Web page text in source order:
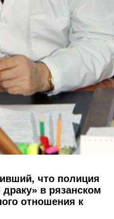
что полиция
в рязанском
отношения к